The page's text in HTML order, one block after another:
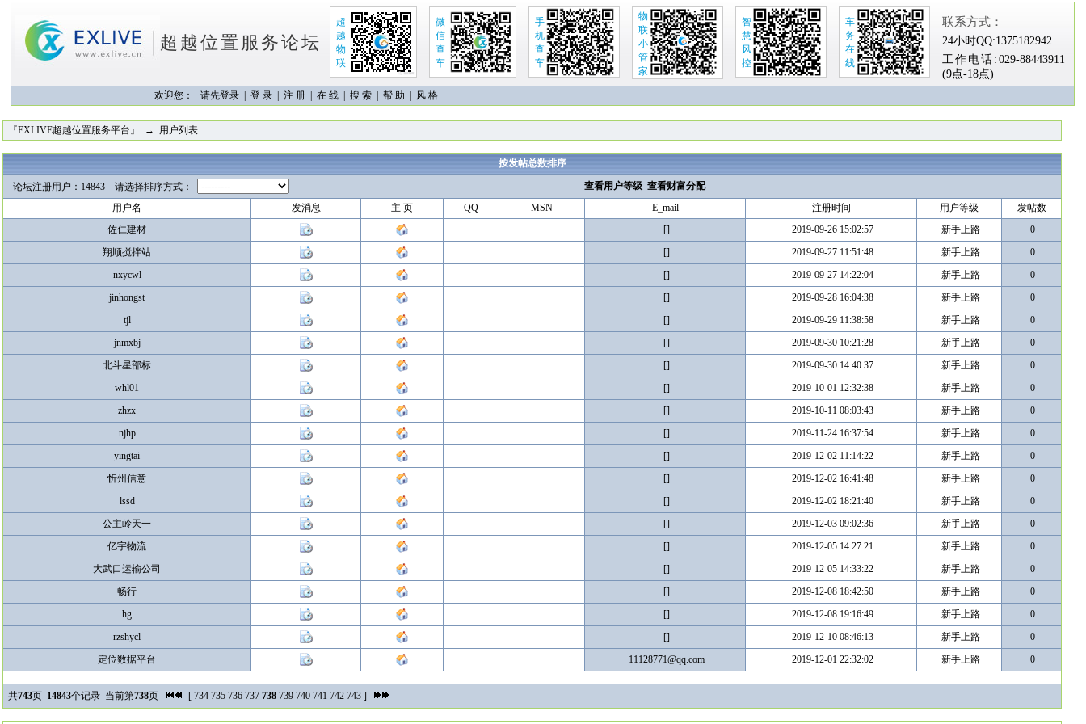
超越位置服务论坛
超
越
物
联
微
信
查
车
手
机
查
车
物
联
小
管
家
智
慧
风
控
车
务
在
线
联系方式：
24小时QQ:1375182942
工作电话:029-88443911
(9点-18点)
欢迎您： 请先登录 | 登 录 注 册 在 线 搜 索 帮 助 | 风 格
『EXLIVE超越位置服务平台』 → 用户列表
按发帖总数排序
论坛注册用户：14843 请选择排序方式： 查看用户等级 查看财富分配
用户名
发消息 主 页 QQ MSN E_mail 注册时间 用户等级
发帖数
佐仁建材
[] 2019-09-26 15:02:57 新手上路
0
翔顺搅拌站
[] 2019-09-27 11:51:48 新手上路
0
nxycwl
[] 2019-09-27 14:22:04 新手上路
0
jinhongst
[] 2019-09-28 16:04:38 新手上路
0
tjl
[] 2019-09-29 11:38:58 新手上路
0
jnmxbj
[] 2019-09-30 10:21:28 新手上路
0
北斗星部标
[] 2019-09-30 14:40:37 新手上路
0
whl01
[] 2019-10-01 12:32:38 新手上路
0
zhzx
[] 2019-10-11 08:03:43 新手上路
0
njhp
[] 2019-11-24 16:37:54 新手上路
0
yingtai
[] 2019-12-02 11:14:22 新手上路
0
忻州信意
[] 2019-12-02 16:41:48 新手上路
0
lssd
[] 2019-12-02 18:21:40 新手上路
0
公主岭天一
[] 2019-12-03 09:02:36 新手上路
0
亿宇物流
[] 2019-12-05 14:27:21 新手上路
0
大武口运输公司
[] 2019-12-05 14:33:22 新手上路
0
畅行
[] 2019-12-08 18:42:50 新手上路
0
hg
[] 2019-12-08 19:16:49 新手上路
0
rzshycl
[] 2019-12-10 08:46:13 新手上路
0
定位数据平台
11128771@qq.com 2019-12-01 22:32:02 新手上路 0
共743页 14843个记录 当前第738页 [ 734 735 736 737 738 739 740 741 742 743 ]